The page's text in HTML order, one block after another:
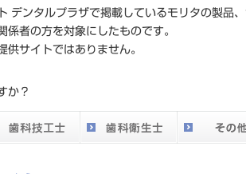
デンタルプラザで掲載しているモリタの製品
係者の方を対象にしたものです。
供サイトではありません。
か？
標準価格
ネット会
ギャリソ